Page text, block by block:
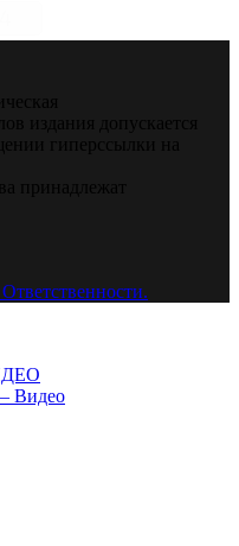
издания допускается
гиперссылки на
принадлежат
Видео